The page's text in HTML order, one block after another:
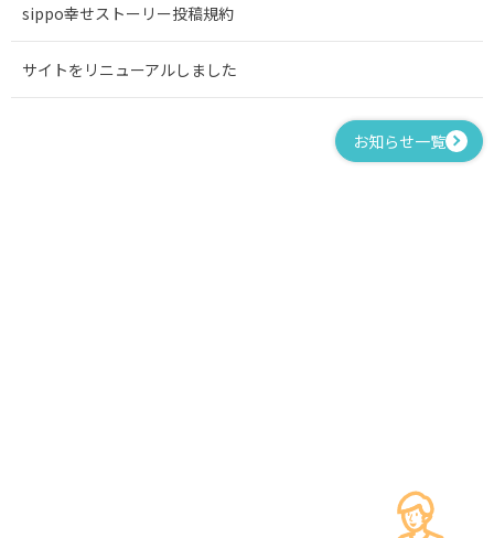
sippo幸せストーリー投稿規約
サイトをリニューアルしました
お知らせ一覧